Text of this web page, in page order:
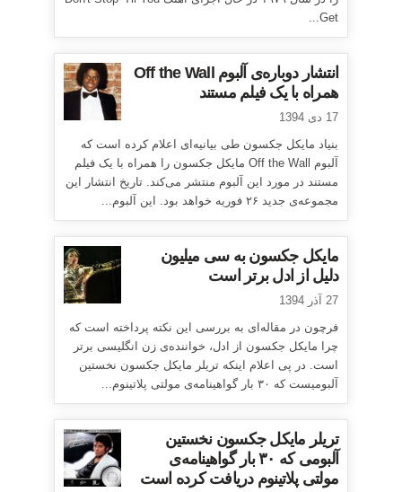
Get...
انتشار دوباره‌ی آلبوم Off the Wall
همراه با یک فیلم مستند
17 دی 1394
بنیاد مایکل جکسون طی بیانیه‌ای اعلام کرده است که
آلبوم Off the Wall مایکل جکسون را همراه با یک فیلم
مستند در مورد این آلبوم منتشر می‌کند. تاریخ انتشار این
مجموعه‌ی جدید ۲۶ فوریه خواهد بود. این آلبوم...
مایکل جکسون به سی میلیون
دلیل از ادل برتر است
27 آذر 1394
فرچون در مقاله‌ای به بررسی این نکته پرداخته است که
چرا مایکل جکسون از ادل، خواننده‌ی زن انگلیسی برتر
است. در پی اعلام اینکه تریلر مایکل جکسون نخستین
آلبومیست که ۳۰ بار گواهینامه‌ی مولتی پلاتینوم...
تریلر مایکل جکسون نخستین
آلبومی که ۳۰ بار گواهینامه‌ی
مولتی پلاتینوم دریافت کرده است